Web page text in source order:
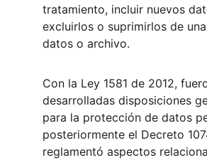
tratamiento, incluir nuevos
excluirlos o suprimirlos de
datos o archivo.
Con la Ley 1581 de 2012,
desarrolladas disposiciones
para la protección de datos
posteriormente el Decreto
reglamentó aspectos